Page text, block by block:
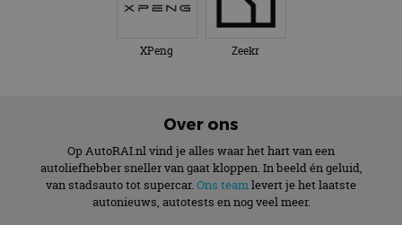
XPeng Zeekr
Over ons
Op AutoRAI.nl vind je alles waar het hart van een
autoliefhebber sneller van gaat kloppen. In beeld én geluid,
van stadsauto tot supercar. Ons teamlevert je het laatste
autonieuws, autotests en nog veel meer.